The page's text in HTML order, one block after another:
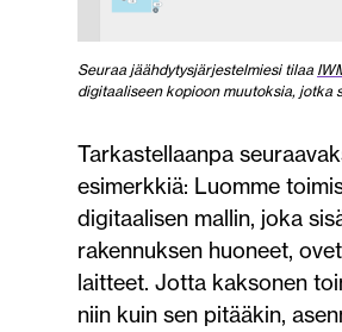
Seuraa jäähdytysjärjestelmiesi tilaa
digitaaliseen kopioon muutoksia, jotka
Tarkastellaanpa
esimerkkiä: Luomme
digitaalisen mallin, joka
rakennuksen huoneet,
laitteet. Jotta kaksonen
niin kuin sen pitääkin,